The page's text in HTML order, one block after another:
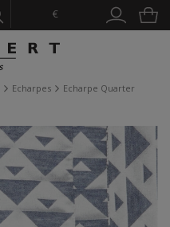
€
Echarpes
Echarpe Quarter